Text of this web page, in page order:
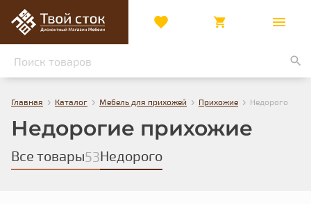
Главная › Каталог › Мебель для прихожей › Прихожие › Недорого
Недорогие прихожие
Все товары53Недорого